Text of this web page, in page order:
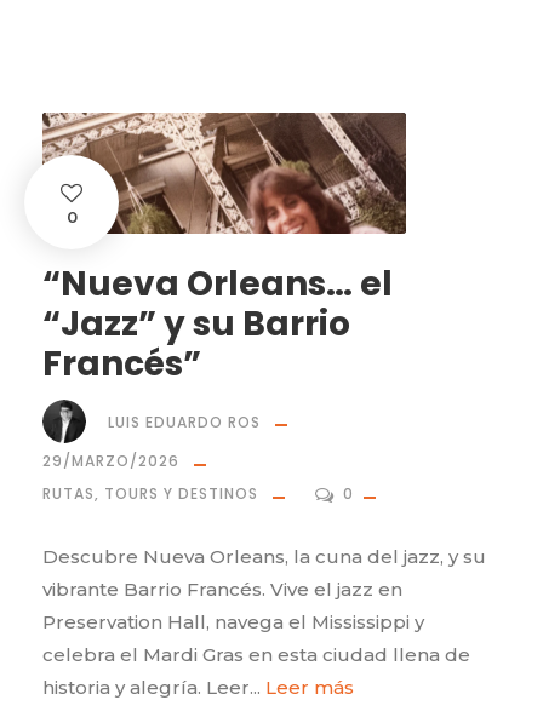
0
“Nueva Orleans… el
“Jazz” y su Barrio
Francés”
LUIS EDUARDO ROS
29/MARZO/2026
RUTAS, TOURS Y DESTINOS
0
Descubre Nueva Orleans, la cuna del jazz, y su
vibrante Barrio Francés. Vive el jazz en
Preservation Hall, navega el Mississippi y
celebra el Mardi Gras en esta ciudad llena de
historia y alegría. Leer... Leer más